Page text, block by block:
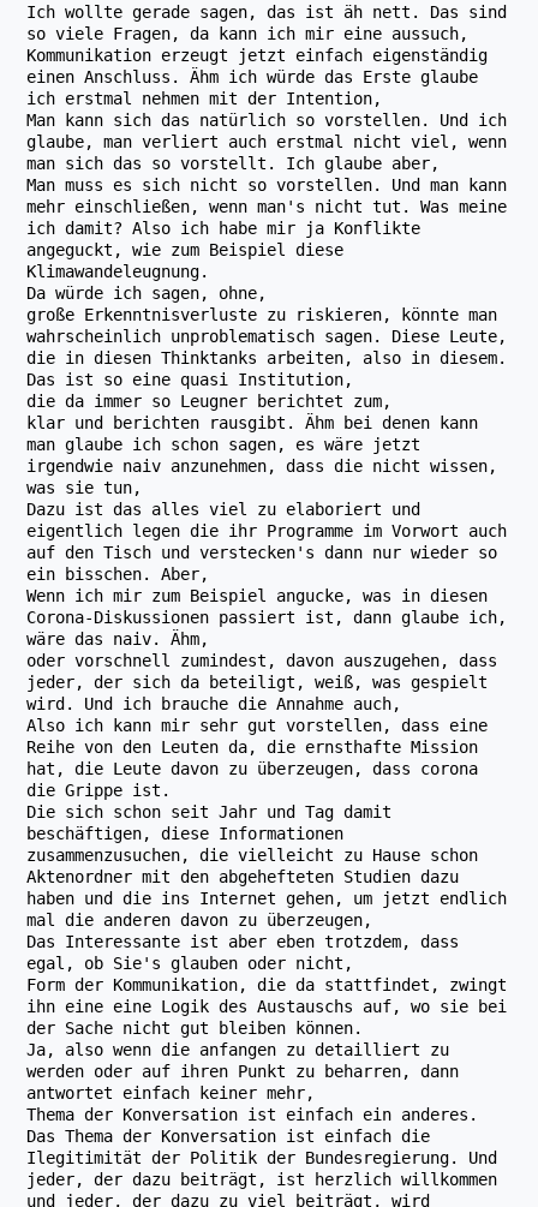
Ich wollte gerade sagen, das ist äh nett. Das sind
so viele Fragen, da kann ich mir eine aussuch,
Kommunikation erzeugt jetzt einfach eigenständig
einen Anschluss. Ähm ich würde das Erste glaube
ich erstmal nehmen mit der Intention,
Man kann sich das natürlich so vorstellen. Und ich
glaube, man verliert auch erstmal nicht viel, wenn
man sich das so vorstellt. Ich glaube aber,
Man muss es sich nicht so vorstellen. Und man kann
mehr einschließen, wenn man's nicht tut. Was meine
ich damit? Also ich habe mir ja Konflikte
angeguckt, wie zum Beispiel diese
Klimawandeleugnung.
Da würde ich sagen, ohne,
große Erkenntnisverluste zu riskieren, könnte man
wahrscheinlich unproblematisch sagen. Diese Leute,
die in diesen Thinktanks arbeiten, also in diesem.
Das ist so eine quasi Institution,
die da immer so Leugner berichtet zum,
klar und berichten rausgibt. Ähm bei denen kann
man glaube ich schon sagen, es wäre jetzt
irgendwie naiv anzunehmen, dass die nicht wissen,
was sie tun,
Dazu ist das alles viel zu elaboriert und
eigentlich legen die ihr Programme im Vorwort auch
auf den Tisch und verstecken's dann nur wieder so
ein bisschen. Aber,
Wenn ich mir zum Beispiel angucke, was in diesen
Corona-Diskussionen passiert ist, dann glaube ich,
wäre das naiv. Ähm,
oder vorschnell zumindest, davon auszugehen, dass
jeder, der sich da beteiligt, weiß, was gespielt
wird. Und ich brauche die Annahme auch,
Also ich kann mir sehr gut vorstellen, dass eine
Reihe von den Leuten da, die ernsthafte Mission
hat, die Leute davon zu überzeugen, dass corona
die Grippe ist.
Die sich schon seit Jahr und Tag damit
beschäftigen, diese Informationen
zusammenzusuchen, die vielleicht zu Hause schon
Aktenordner mit den abgehefteten Studien dazu
haben und die ins Internet gehen, um jetzt endlich
mal die anderen davon zu überzeugen,
Das Interessante ist aber eben trotzdem, dass
egal, ob Sie's glauben oder nicht,
Form der Kommunikation, die da stattfindet, zwingt
ihn eine eine Logik des Austauschs auf, wo sie bei
der Sache nicht gut bleiben können.
Ja, also wenn die anfangen zu detailliert zu
werden oder auf ihren Punkt zu beharren, dann
antwortet einfach keiner mehr,
Thema der Konversation ist einfach ein anderes.
Das Thema der Konversation ist einfach die
Ilegitimität der Politik der Bundesregierung. Und
jeder, der dazu beiträgt, ist herzlich willkommen
und jeder, der dazu zu viel beiträgt, wird